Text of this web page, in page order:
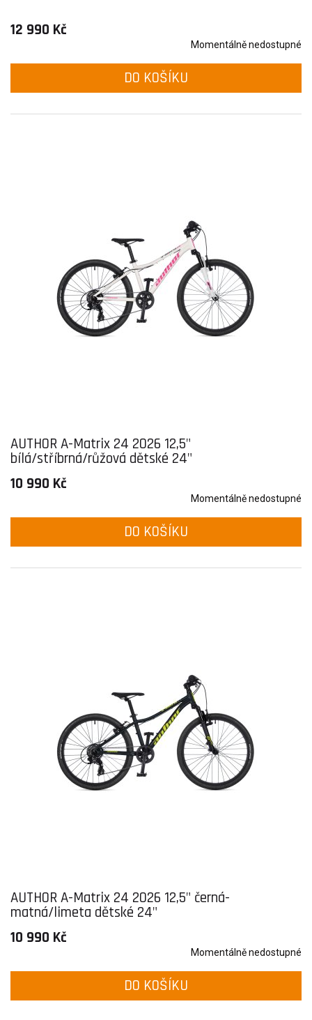
12 990 Kč
Momentálně nedostupné
DO KOŠÍKU
AUTHOR A-Matrix 24 2026 12,5"
bílá/stříbrná/růžová dětské 24"
10 990 Kč
Momentálně nedostupné
DO KOŠÍKU
AUTHOR A-Matrix 24 2026 12,5" černá-
matná/limeta dětské 24"
10 990 Kč
Momentálně nedostupné
DO KOŠÍKU